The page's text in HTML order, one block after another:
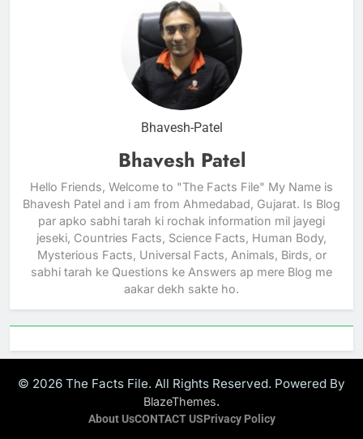
Bhavesh-Patel
Bhavesh Patel
Hello Friends, Welcome to "The Facts File" My Name is
Bhavesh Patel and i am from Ahmedabad, Gujarat. Is Blog
par apko sabhi tarah ki rochak information mil jayegi
jeseki, Countries Facts, Science Facts, Human Body,
Mysterious Facts, Universal Facts, Animals, Birds, or
sabhi tarah ke Questions ke Answers ap mere Blog me
aakar dekh sakte ho.
© 2026 The Facts File. All Rights Reserved. Powered By
BlazeThemes.
About UsCONTACT USPrivacy Policy